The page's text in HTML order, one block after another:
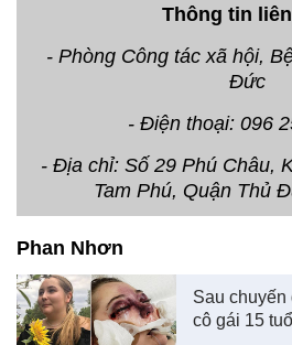
Thông tin
- Phòng Công tác xã hội,
Đức
- Điện thoại: 096
- Địa chỉ: Số 29 Phú Châu,
Tam Phú, Quận Thủ
Phan Nhơn
Sau chuyến
cô gái 15